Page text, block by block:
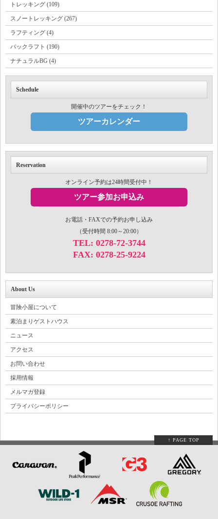
トレッキング (109)
スノートレッキング (267)
ラフティング (4)
パックラフト (190)
ナチュラルBG (4)
Schedule
開催中のツアーをチェック！
ツアーカレンダー
Reservation
オンライン予約は24時間受付中！
ツアー参加お申込み
お電話・FAXでの予約お申し込み
（受付時間 8:00～20:00）
TEL: 0278-72-3744
FAX: 0278-25-9224
About Us
冒険小屋について
素泊まりゲストハウス
ニュース
アクセス
お問い合わせ
採用情報
メルマガ登録
プライバシーポリシー
↑ PAGE TOP